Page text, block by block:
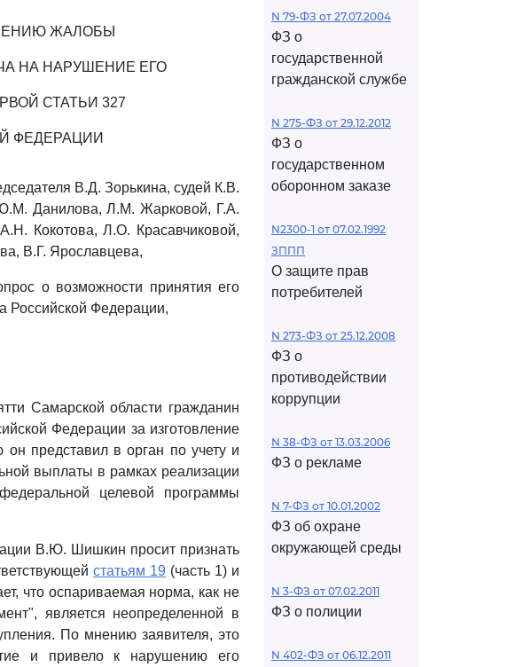
ЖАЛОБЫ
НА НАРУШЕНИЕ ЕГО
СТАТЬИ 327
ФЕДЕРАЦИИ
В.Д. Зорькина, судей К.В.
Данилова, Л.М. Жарковой, Г.А.
Кокотова, Л.О. Красавчиковой,
В.Г. Ярославцева,
о возможности принятия его
Российской Федерации,
Самарской области гражданин
Федерации за изготовление
представил в орган по учету и
выплаты в рамках реализации
целевой программы
В.Ю. Шишкин просит признать
статьям 19 (часть 1) и
что оспариваемая норма, как не
является неопределенной в
По мнению заявителя, это
и привело к нарушению его
N 79-ФЗ от 27.07.2004
ФЗ о
государственной
гражданской службе
N 275-ФЗ от 29.12.2012
ФЗ о
государственном
оборонном заказе
N2300-1 от 07.02.1992
ЗППП
О защите прав
потребителей
N 273-ФЗ от 25.12.2008
ФЗ о
противодействии
коррупции
N 38-ФЗ от 13.03.2006
ФЗ о рекламе
N 7-ФЗ от 10.01.2002
ФЗ об охране
окружающей среды
N 3-ФЗ от 07.02.2011
ФЗ о полиции
N 402-ФЗ от 06.12.2011